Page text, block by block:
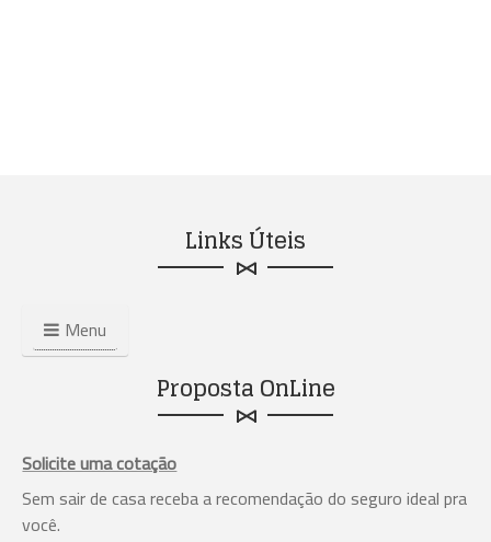
Links Úteis
Menu
Proposta OnLine
Solicite uma cotação
Sem sair de casa receba a recomendação do seguro ideal pra
você.